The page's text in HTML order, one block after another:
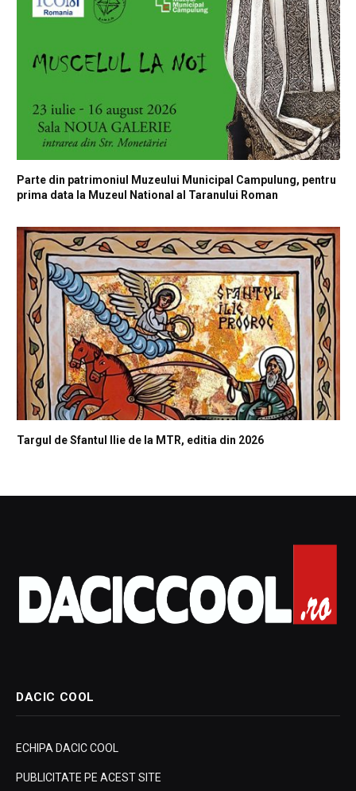
Parte din patrimoniul Muzeului Municipal Campulung, pentru
prima data la Muzeul National al Taranului Roman
Targul de Sfantul Ilie de la MTR, editia din 2026
DACIC COOL
ECHIPA DACIC COOL
PUBLICITATE PE ACEST SITE